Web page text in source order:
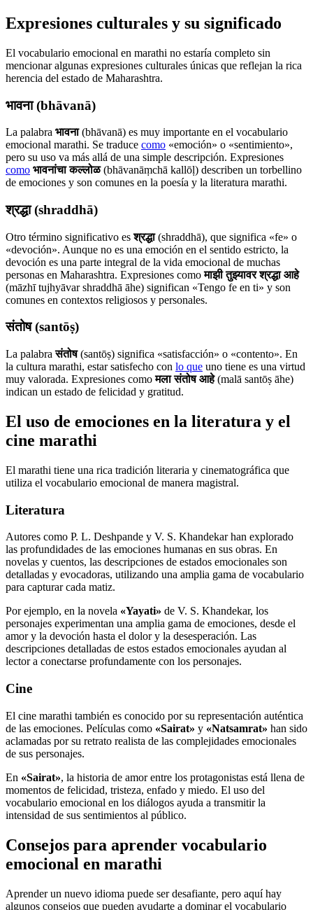
Expresiones culturales y su significado
El vocabulario emocional en marathi no estaría completo sin
mencionar algunas expresiones culturales únicas que reflejan la rica
herencia del estado de Maharashtra.
भावना (bhāvanā)
La palabra भावना(bhāvanā) es muy importante en el vocabulario
emocional marathi. Se traduce como «emoción» o «sentimiento»,
pero su uso va más allá de una simple descripción. Expresiones
como भावनांचा कल्लोळ(bhāvanāṃchā kallōḷ) describen un torbellino
de emociones y son comunes en la poesía y la literatura marathi.
श्रद्धा (shraddhā)
Otro término significativo esश्रद्धा(shraddhā), que significa «fe» o
«devoción». Aunque no es una emoción en el sentido estricto, la
devoción es una parte integral de la vida emocional de muchas
personas en Maharashtra. Expresiones comoमाझी तुझ्यावर श्रद्धा आहे
(māzhī tujhyāvar shraddhā āhe) significan «Tengo fe en ti» y son
comunes en contextos religiosos y personales.
संतोष (santōṣ)
La palabraसंतोष(santōṣ) significa «satisfacción» o «contento». En
la cultura marathi, estar satisfecho con lo que uno tiene es una virtud
muy valorada. Expresiones comoमला संतोष आहे(malā santōṣ āhe)
indican un estado de felicidad y gratitud.
El uso de emociones en la literatura y el
cine marathi
El marathi tiene una rica tradición literaria y cinematográfica que
utiliza el vocabulario emocional de manera magistral.
Literatura
Autores como P. L. Deshpande y V. S. Khandekar han explorado
las profundidades de las emociones humanas en sus obras. En
novelas y cuentos, las descripciones de estados emocionales son
detalladas y evocadoras, utilizando una amplia gama de vocabulario
para capturar cada matiz.
Por ejemplo, en la novela «Yayati» de V. S. Khandekar, los
personajes experimentan una amplia gama de emociones, desde el
amor y la devoción hasta el dolor y la desesperación. Las
descripciones detalladas de estos estados emocionales ayudan al
lector a conectarse profundamente con los personajes.
Cine
El cine marathi también es conocido por su representación auténtica
de las emociones. Películas como «Sairat» y «Natsamrat» han sido
aclamadas por su retrato realista de las complejidades emocionales
de sus personajes.
En «Sairat», la historia de amor entre los protagonistas está llena de
momentos de felicidad, tristeza, enfado y miedo. El uso del
vocabulario emocional en los diálogos ayuda a transmitir la
intensidad de sus sentimientos al público.
Consejos para aprender vocabulario
emocional en marathi
Aprender un nuevo idioma puede ser desafiante, pero aquí hay
algunos consejos que pueden ayudarte a dominar el vocabulario